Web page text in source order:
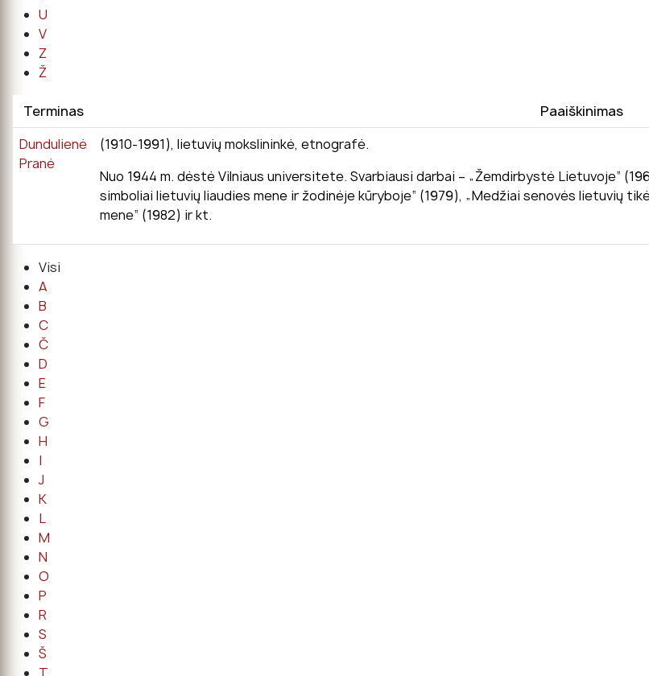
U
V
Z
Ž
Terminas
Paaiškinimas
Dundulienė
Pranė
(1910-1991), lietuvių mokslininkė, etnografė.
Nuo 1944 m. dėstė Vilniaus universitete. Svarbiausi darbai – „Žemdirbystė Lietuvoje“
simboliai lietuvių liaudies mene ir žodinėje kūryboje“ (1979), „Medžiai senovės lietuvių
mene“ (1982) ir kt.
Visi
A
B
C
Č
D
E
F
G
H
I
J
K
L
M
N
O
P
R
S
Š